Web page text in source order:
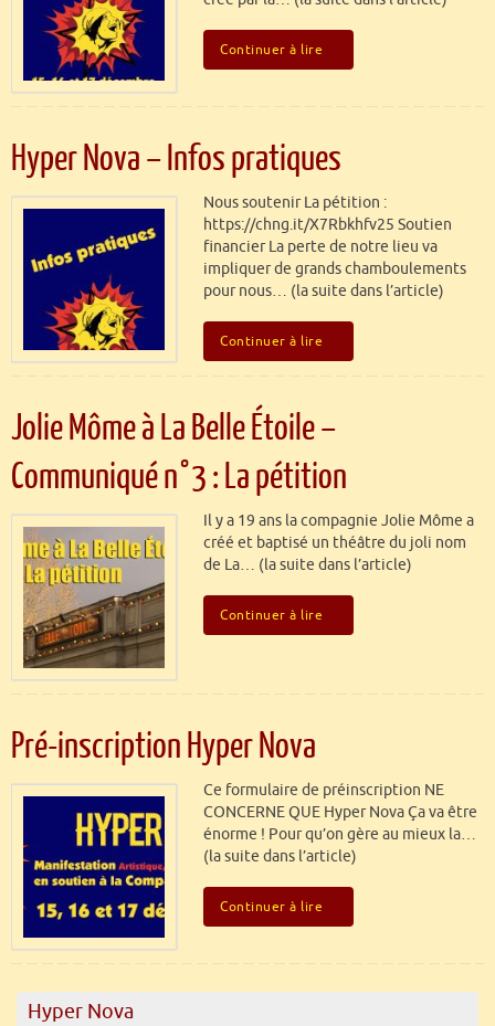
Continuer à lire
Hyper Nova – Infos pratiques
Nous soutenir La pétition :
https://chng.it/X7Rbkhfv25 Soutien
financier La perte de notre lieu va
impliquer de grands chamboulements
pour nous… (la suite dans l’article)
Continuer à lire
Jolie Môme à La Belle Étoile –
Communiqué n°3 : La pétition
Il y a 19 ans la compagnie Jolie Môme a
créé et baptisé un théâtre du joli nom
de La… (la suite dans l’article)
Continuer à lire
Pré-inscription Hyper Nova
Ce formulaire de préinscription NE
CONCERNE QUE Hyper Nova Ça va être
énorme ! Pour qu’on gère au mieux la…
(la suite dans l’article)
Continuer à lire
Hyper Nova